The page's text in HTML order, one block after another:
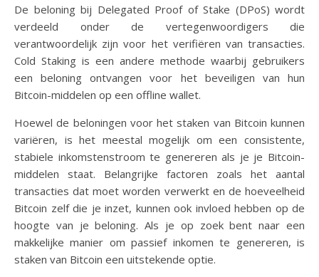
De beloning bij Delegated Proof of Stake (DPoS) wordt
verdeeld onder de vertegenwoordigers die
verantwoordelijk zijn voor het verifiëren van transacties.
Cold Staking is een andere methode waarbij gebruikers
een beloning ontvangen voor het beveiligen van hun
Bitcoin-middelen op een offline wallet.
Hoewel de beloningen voor het staken van Bitcoin kunnen
variëren, is het meestal mogelijk om een consistente,
stabiele inkomstenstroom te genereren als je je Bitcoin-
middelen staat. Belangrijke factoren zoals het aantal
transacties dat moet worden verwerkt en de hoeveelheid
Bitcoin zelf die je inzet, kunnen ook invloed hebben op de
hoogte van je beloning. Als je op zoek bent naar een
makkelijke manier om passief inkomen te genereren, is
staken van Bitcoin een uitstekende optie.